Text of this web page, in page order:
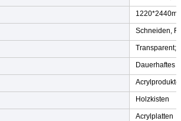
Schneiden,
Transparent;
Dauerhaftes
Acrylprodukte
Holzkisten
Acrylplatten